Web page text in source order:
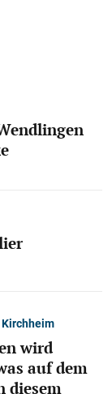
wird
auf dem
diesem